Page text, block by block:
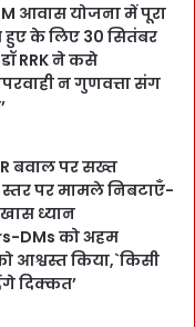
आवास योजना में पूरा
हुए के लिए 30 सितंबर
RRK ने कसे
न गुणवत्ता संग
बवाल पर सख्त
पर मामले निबटाएँ-
ध्यान
DMs को अहम
आश्वस्त किया,`किसी
दिक्कत’